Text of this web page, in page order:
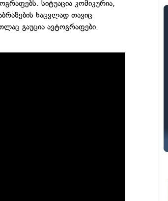
სიტუაცია კომიკურია,
ნაცვლად თავიც
გაუცია ავტოგრაფები.